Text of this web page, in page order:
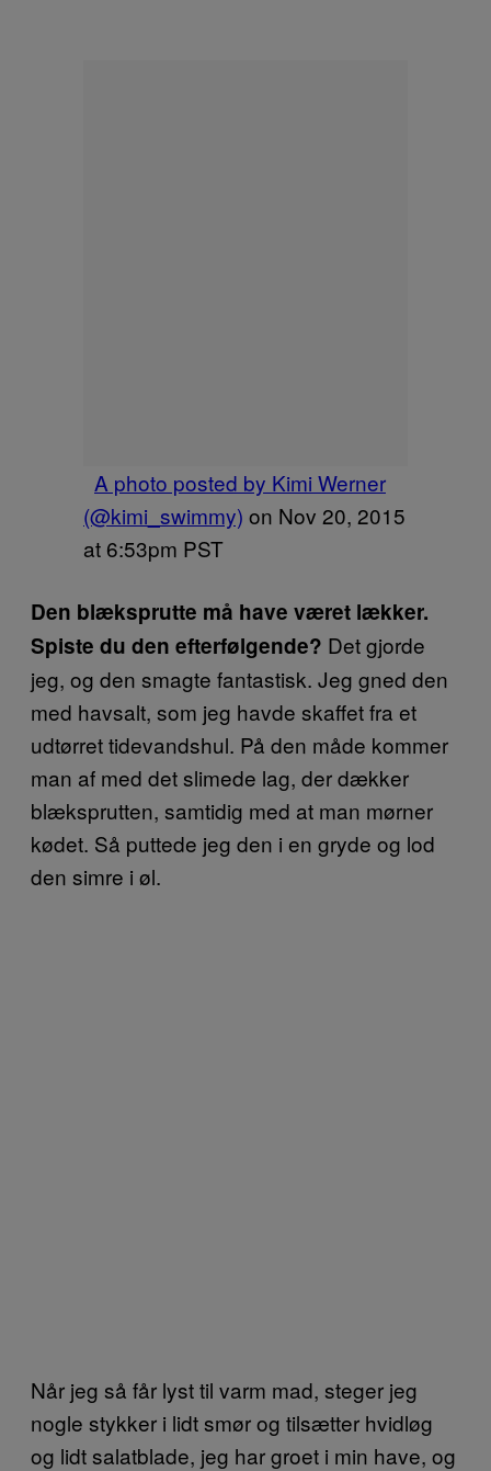
A photo posted by Kimi Werner
(@kimi_swimmy) on Nov 20, 2015
at 6:53pm PST
Den blæksprutte må have været lækker.
Spiste du den efterfølgende? Det gjorde
jeg, og den smagte fantastisk. Jeg gned den
med havsalt, som jeg havde skaffet fra et
udtørret tidevandshul. På den måde kommer
man af med det slimede lag, der dækker
blæksprutten, samtidig med at man mørner
kødet. Så puttede jeg den i en gryde og lod
den simre i øl.
Når jeg så får lyst til varm mad, steger jeg
nogle stykker i lidt smør og tilsætter hvidløg
og lidt salatblade, jeg har groet i min have, og